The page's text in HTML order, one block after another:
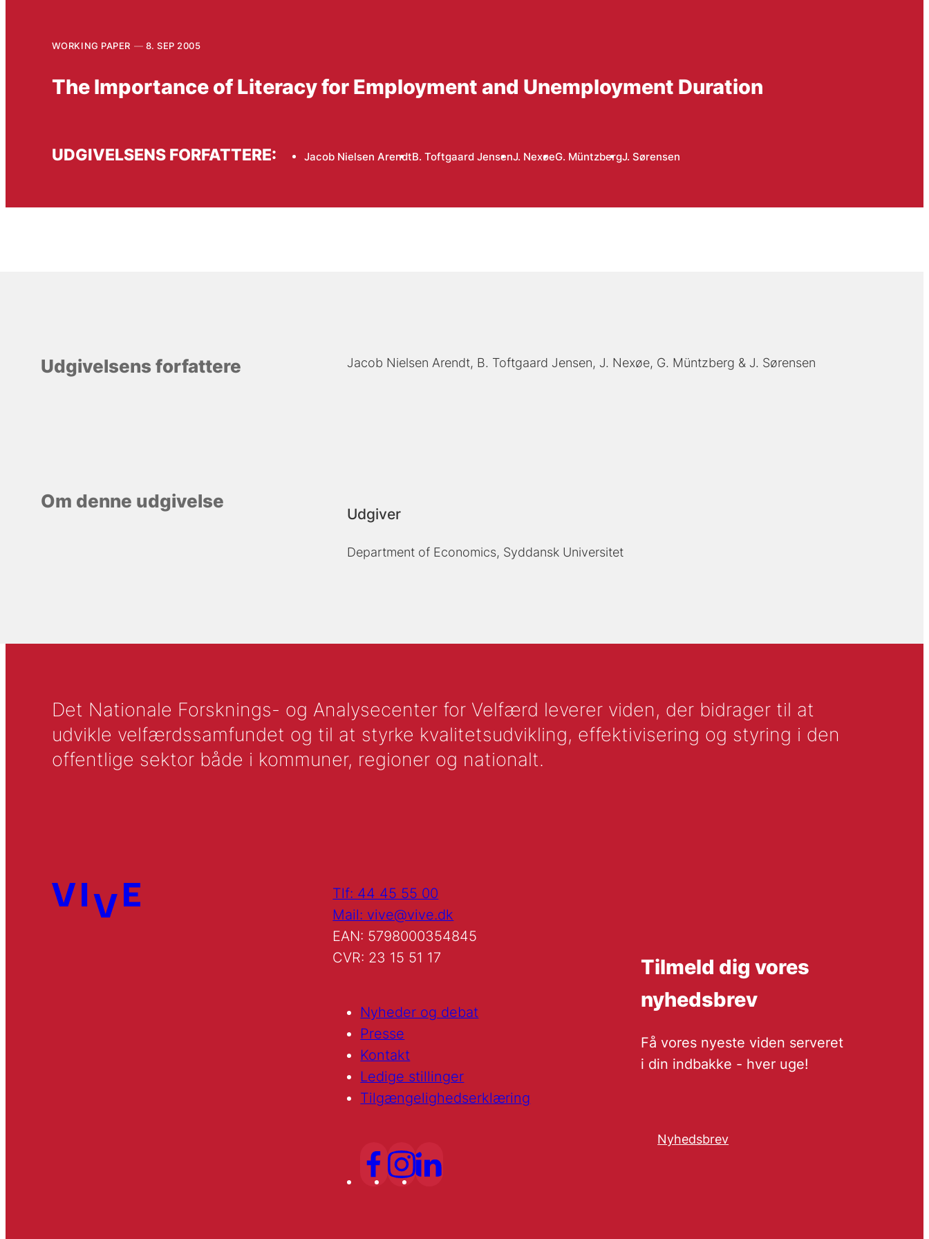
WORKING PAPER 8. SEP 2005
The Importance of Literacy for Employment and Unemployment Duration
UDGIVELSENS FORFATTERE: Jacob Nielsen ArendtB. Toftgaard JensenJ. NexøeG. MüntzbergJ. Sørensen
Udgivelsens forfattere Jacob Nielsen Arendt B. Toftgaard Jensen J. Nexøe G. Müntzberg J. Sørensen
Om denne udgivelse
Udgiver
Department of Economics, Syddansk Universitet
Det Nationale Forsknings- og Analysecenter for Velfærd leverer viden, der bidrager til at
udvikle velfærdssamfundet og til at styrke kvalitetsudvikling, effektivisering og styring i den
offentlige sektor både i kommuner, regioner og nationalt.
Tlf: 44 45 55 00
Mail: vive@vive.dk
EAN: 5798000354845
CVR: 23 15 51 17
Nyheder og debat
Presse
Kontakt
Ledige stillinger
Tilgængelighedserklæring
Tilmeld dig vores
nyhedsbrev
Få vores nyeste viden serveret
i din indbakke - hver uge!
Nyhedsbrev